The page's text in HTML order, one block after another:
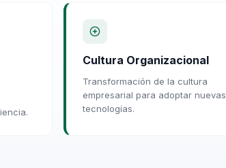
Cultura Organizacional
Transformación de la cultura
empresarial para adoptar nuevas
tecnologías.